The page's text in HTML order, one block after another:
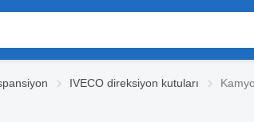
IVECO direksiyon kutuları